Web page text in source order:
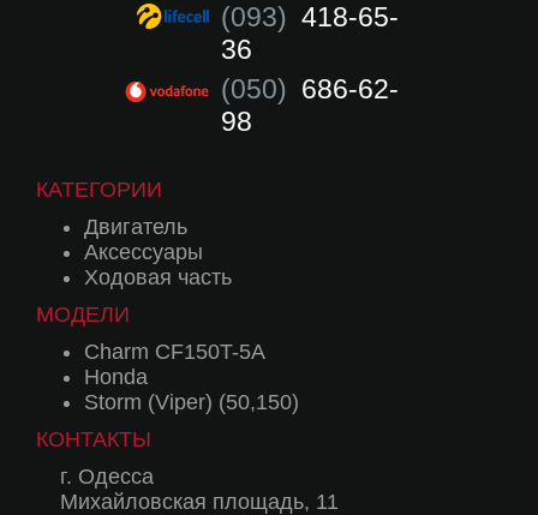
(093) 418-65-
36
(050) 686-62-
98
КАТЕГОРИИ
Двигатель
Аксессуары
Ходовая часть
МОДЕЛИ
Charm CF150T-5A
Honda
Storm (Viper) (50,150)
КОНТАКТЫ
г. Одесса
Михайловская площадь, 11